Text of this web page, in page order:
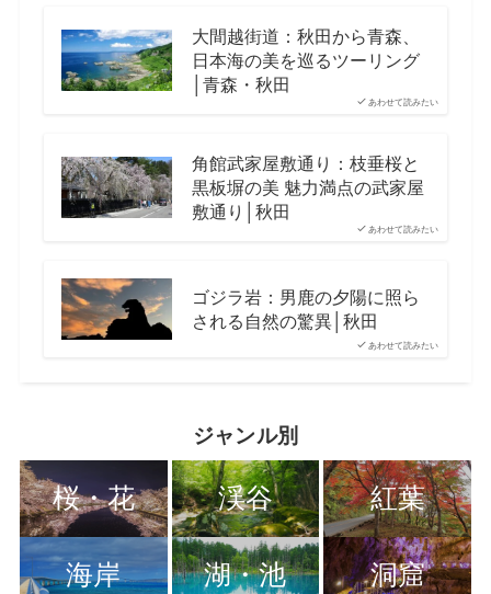
あわせて読みたい
大間越街道：秋田から青森、
日本海の美を巡るツーリング
│青森・秋田
あわせて読みたい
角館武家屋敷通り：枝垂桜と
黒板塀の美 魅力満点の武家屋
敷通り│秋田
あわせて読みたい
ゴジラ岩：男鹿の夕陽に照ら
される自然の驚異│秋田
ジャンル別
桜・花 渓谷 紅葉
海岸 湖・池 洞窟